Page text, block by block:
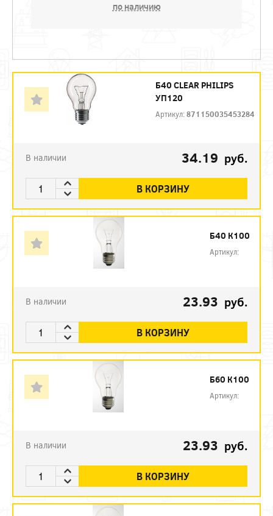
по наличию
Б40 CLEAR PHILIPS
УП120
Артикул:871150035453284
В наличии 34.19 руб.
В КОРЗИНУ
Б40 К100
Артикул:
В наличии 23.93 руб.
В КОРЗИНУ
Б60 К100
Артикул:
В наличии 23.93 руб.
В КОРЗИНУ